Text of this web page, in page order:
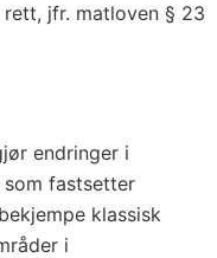
jfr. matloven § 23
endringer i
som fastsetter
klassisk
i